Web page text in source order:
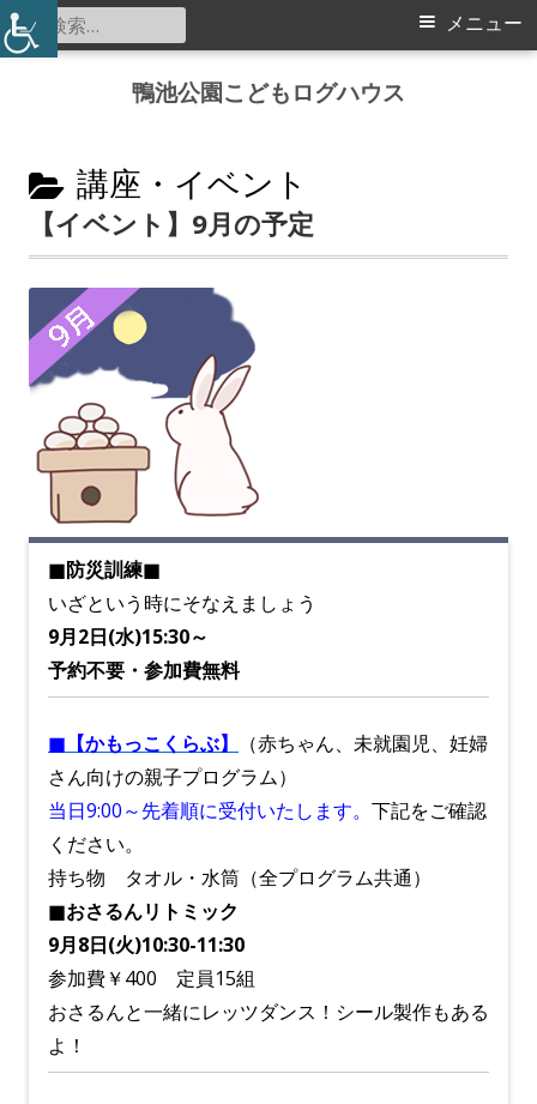
鴨池公園こどもログハウス
メ
メニュー
検
索:
カ
テ
ゴ
リ
ー:
講座・イベント
【イベント】9月の予定
■防災訓練■
いざという時にそなえましょう
9月2日(水)15:30～
予約不要・参加費無料
■【かもっこくらぶ】
（赤ちゃん、未就園児、妊婦
さん向けの親子プログラム）
当日9:00～先着順に受付いたします。 下記をご確認
ください。
持ち物 タオル・水筒（全プログラム共通）
■おさるんリトミック
9月8日(火)10:30-11:30
参加費￥400 定員15組
おさるんと一緒にレッツダンス！シール製作もある
よ！